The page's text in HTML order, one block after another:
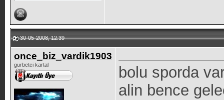
30-05-2008, 12:39
once_biz_vardik1903
gurbetci kartal
bolu sporda
alin bence